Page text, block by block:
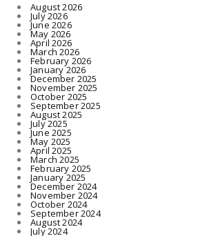
August 2026
July 2026
June 2026
May 2026
April 2026
March 2026
February 2026
January 2026
December 2025
November 2025
October 2025
September 2025
August 2025
July 2025
June 2025
May 2025
April 2025
March 2025
February 2025
January 2025
December 2024
November 2024
October 2024
September 2024
August 2024
July 2024